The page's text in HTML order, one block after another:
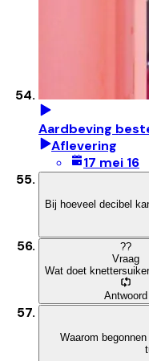
Aardbeving
Aflevering
17 mei 16
Bij hoeveel decibel
??
Vraag
Wat doet
Antwoord
Waarom